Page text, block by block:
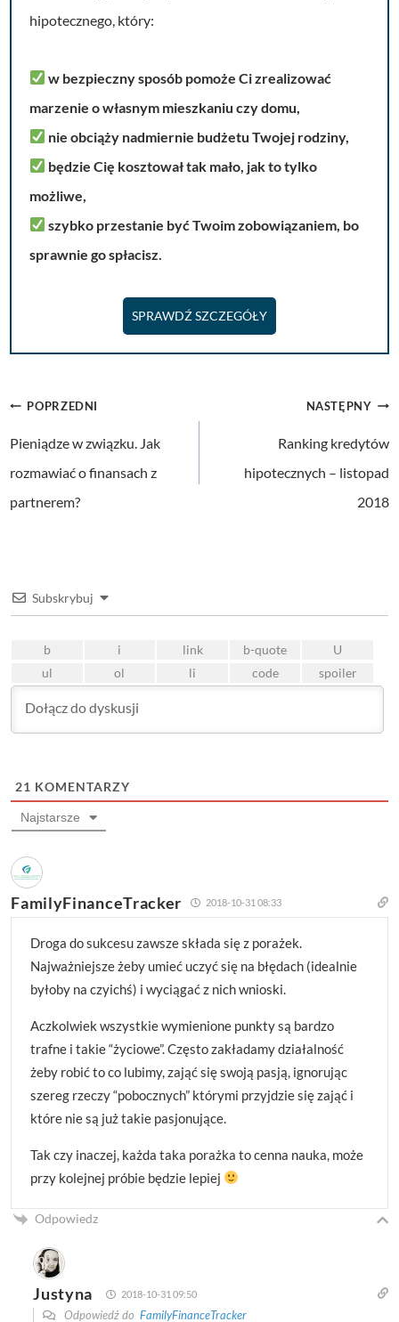
hipotecznego, który:
w bezpieczny sposób pomoże Ci zrealizować
marzenie o własnym mieszkaniu czy domu,
nie obciąży nadmiernie budżetu Twojej rodziny,
będzie Cię kosztował tak mało, jak to tylko
możliwe,
szybko przestanie być Twoim zobowiązaniem, bo
sprawnie go spłacisz.
SPRAWDŹ SZCZEGÓŁY
Nawigacja
wpisu
POPRZEDNI
Pieniądze w związku. Jak
rozmawiać o finansach z
partnerem?
NASTĘPNY
Ranking kredytów
hipotecznych – listopad
2018
Subskrybuj
21 KOMENTARZY
Najstarsze
FamilyFinanceTracker 2018-10-31 08:33
Droga do sukcesu zawsze składa się z porażek.
Najważniejsze żeby umieć uczyć się na błędach (idealnie
byłoby na czyichś) i wyciągać z nich wnioski.
Aczkolwiek wszystkie wymienione punkty są bardzo
trafne i takie “życiowe”. Często zakładamy działalność
żeby robić to co lubimy, zająć się swoją pasją, ignorując
szereg rzeczy “pobocznych” którymi przyjdzie się zająć i
które nie są już takie pasjonujące.
Tak czy inaczej, każda taka porażka to cenna nauka, może
przy kolejnej próbie będzie lepiej
Odpowiedz
Justyna 2018-10-31 09:50
Odpowiedź doFamilyFinanceTracker